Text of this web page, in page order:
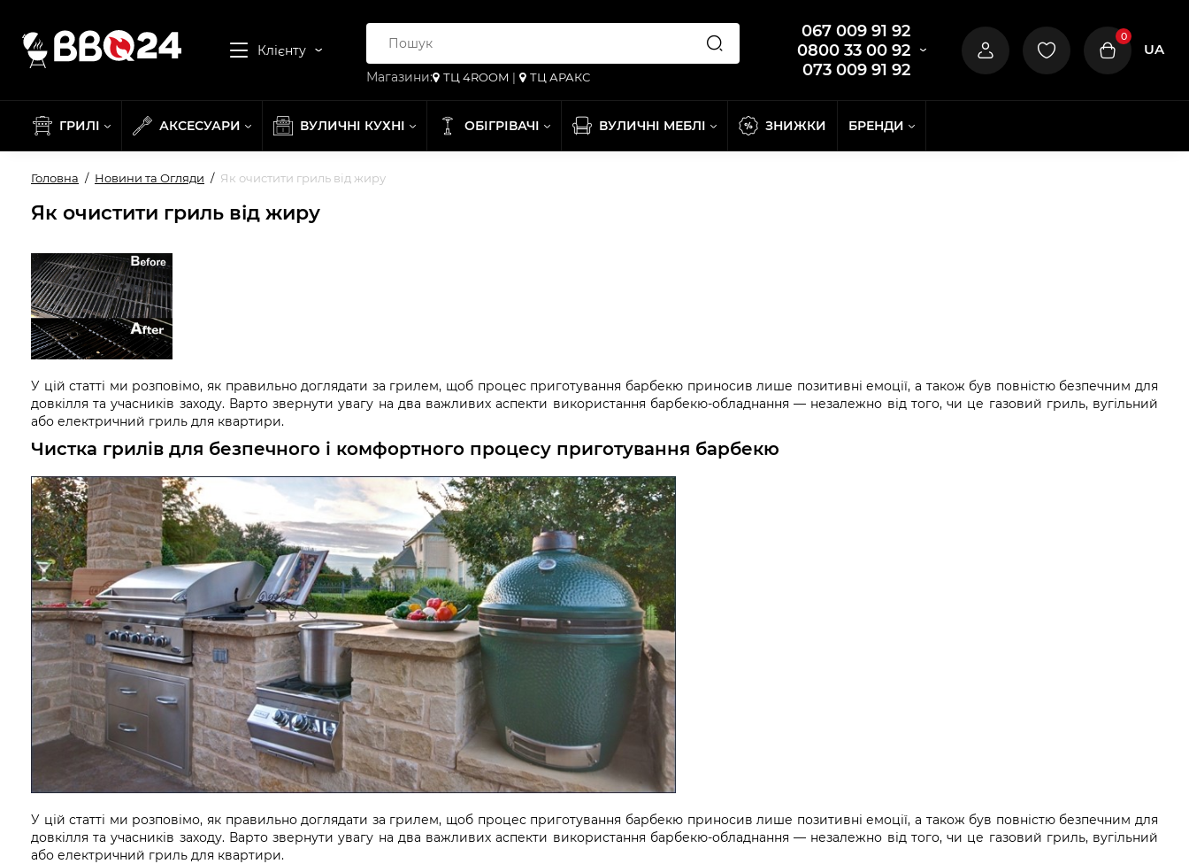
Клієнту
067 009 91 92
0800 33 00 92
073 009 91 92
Магазини: ТЦ 4ROOM | ТЦ АРАКС
0
UA
ГРИЛІ АКСЕСУАРИ ВУЛИЧНІ КУХНІ ОБІГРІВАЧІ ВУЛИЧНІ МЕБЛІ ЗНИЖКИ БРЕНДИ
Головна Новини та Огляди Як очистити гриль від жиру
Як очистити гриль від жиру
У цій статті ми розповімо, як правильно доглядати за грилем, щоб процес приготування барбекю приносив лише позитивні емоції, а також був повністю безпечним для
довкілля та учасників заходу. Варто звернути увагу на два важливих аспекти використання барбекю-обладнання — незалежно від того, чи це газовий гриль, вугільний
або електричний гриль для квартири.
Чистка грилів для безпечного і комфортного процесу приготування барбекю
У цій статті ми розповімо, як правильно доглядати за грилем, щоб процес приготування барбекю приносив лише позитивні емоції, а також був повністю безпечним для
довкілля та учасників заходу. Варто звернути увагу на два важливих аспекти використання барбекю-обладнання — незалежно від того, чи це газовий гриль, вугільний
або електричний гриль для квартири.